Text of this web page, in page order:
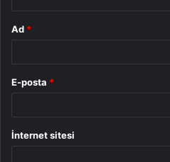
Ad *
E-posta *
İnternet sitesi